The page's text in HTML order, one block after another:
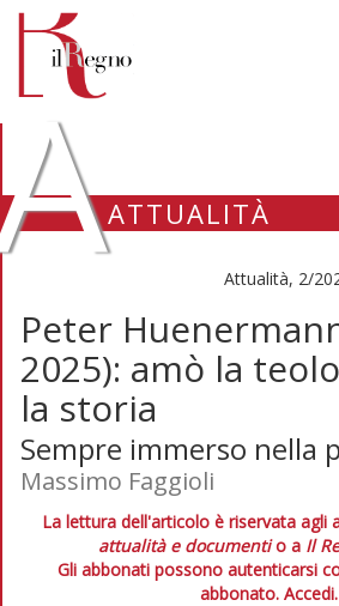
ATTUALITÀ
Attualità, 2/
Peter
2025): amò la
la storia
Sempre immerso nella
Massimo Faggioli
La lettura dell'articolo è riservata agli
attualità e documentio a Il
Gli abbonati possono autenticarsi
abbonato. Accedi.